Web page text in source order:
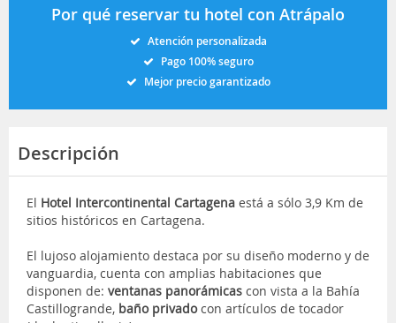
Por qué reservar tu hotel con Atrápalo
Atención personalizada
Pago 100% seguro
Mejor precio garantizado
Descripción
El Hotel Intercontinental Cartagena está a sólo 3,9 Km de
sitios históricos en Cartagena.
El lujoso alojamiento destaca por su diseño moderno y de
vanguardia, cuenta con amplias habitaciones que
disponen de: ventanas panorámicas con vista a la Bahía
Castillogrande, baño privadocon artículos de tocador